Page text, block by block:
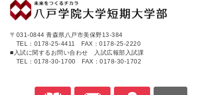
〒031-0844 青森県八戸市美保野13-384
TEL：0178-25-4411
FAX：0178-25-2220
■入試に関するお問い合わせ 入試広報部入試課
TEL：0178-30-1700 FAX：0178-30-1702